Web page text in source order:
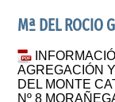
Mª DEL ROCIO
AGREGACIÓN
DEL MONTE
Nº 8